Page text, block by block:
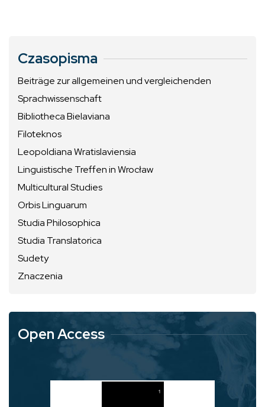
Czasopisma
Beiträge zur allgemeinen und vergleichenden
Sprachwissenschaft
Bibliotheca Bielaviana
Filoteknos
Leopoldiana Wratislaviensia
Linguistische Treffen in Wrocław
Multicultural Studies
Orbis Linguarum
Studia Philosophica
Studia Translatorica
Sudety
Znaczenia
Open Access